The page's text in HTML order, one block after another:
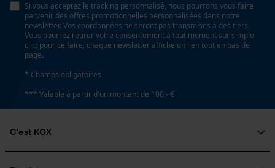
Si vous acceptez le tracking personnalisé, nous pourrons vous faire
parvenir des offres promotionnelles personnalisées dans notre
newsletter. Vos coordonnées ne seront pas transmises à des tiers.
Vous pourrez retirer votre consentement à tout moment sur simple
clic; pour ce faire, chaque newsletter affiche un lien tout en bas de
page.
* Champs obligatoires
*** Valable à partir d'un montant de 100,- €
C'est KOX